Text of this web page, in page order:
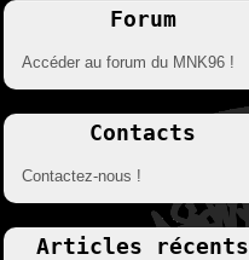
Forum
Accéder au forum du MNK96 !
Contacts
Contactez-nous !
Articles récents